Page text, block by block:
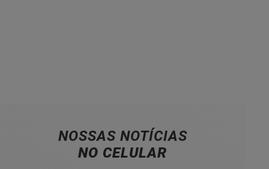
NOSSAS NOTÍCIAS
NO CELULAR